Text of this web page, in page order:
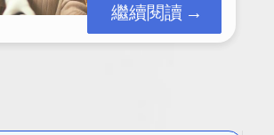
繼續閱讀